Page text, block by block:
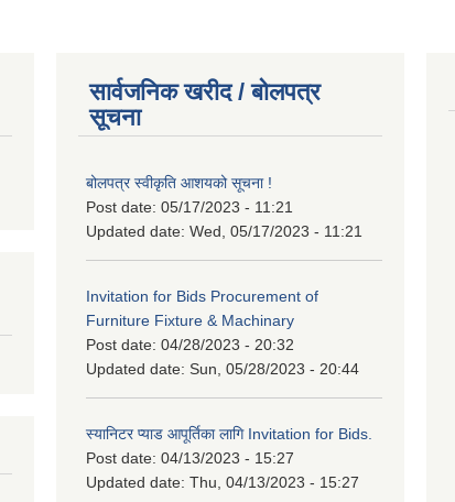
सार्वजनिक खरीद / बोलपत्र
सूचना
बोलपत्र स्वीकृति आशयको सूचना !
Post date: 05/17/2023 - 11:21
Updated date: Wed, 05/17/2023 - 11:21
Invitation for Bids Procurement of
Furniture Fixture & Machinary
Post date: 04/28/2023 - 20:32
Updated date: Sun, 05/28/2023 - 20:44
स्यानिटर प्याड आपूर्तिका लागि Invitation for Bids.
Post date: 04/13/2023 - 15:27
Updated date: Thu, 04/13/2023 - 15:27